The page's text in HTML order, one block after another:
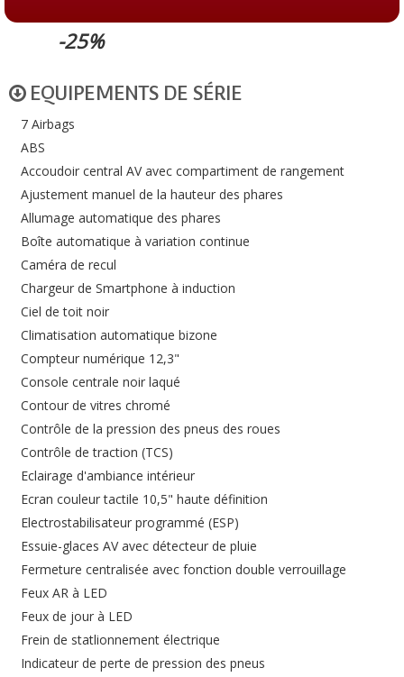
-25%
EQUIPEMENTS DE SÉRIE
7 Airbags
ABS
Accoudoir central AV avec compartiment de rangement
Ajustement manuel de la hauteur des phares
Allumage automatique des phares
Boîte automatique à variation continue
Caméra de recul
Chargeur de Smartphone à induction
Ciel de toit noir
Climatisation automatique bizone
Compteur numérique 12,3"
Console centrale noir laqué
Contour de vitres chromé
Contrôle de la pression des pneus des roues
Contrôle de traction (TCS)
Eclairage d'ambiance intérieur
Ecran couleur tactile 10,5" haute définition
Electrostabilisateur programmé (ESP)
Essuie-glaces AV avec détecteur de pluie
Fermeture centralisée avec fonction double verrouillage
Feux AR à LED
Feux de jour à LED
Frein de statlionnement électrique
Indicateur de perte de pression des pneus